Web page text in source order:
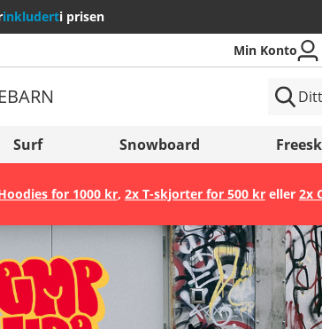
inkluderti prisen
Lagre
Min Konto
BARN
Surf Snowboard
for 1000 kr, 2x T-skjorter for 500 kreller 2x